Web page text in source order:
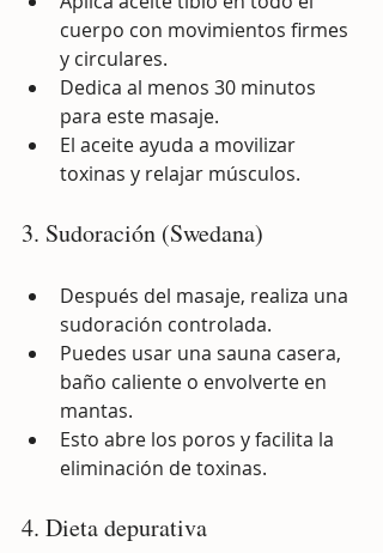
cuerpo con movimientos firmes
y circulares.
Dedica al menos 30 minutos
para este masaje.
El aceite ayuda a movilizar
toxinas y relajar músculos.
3. Sudoración (Swedana)
Después del masaje, realiza una
sudoración controlada.
Puedes usar una sauna casera,
baño caliente o envolverte en
mantas.
Esto abre los poros y facilita la
eliminación de toxinas.
4. Dieta depurativa